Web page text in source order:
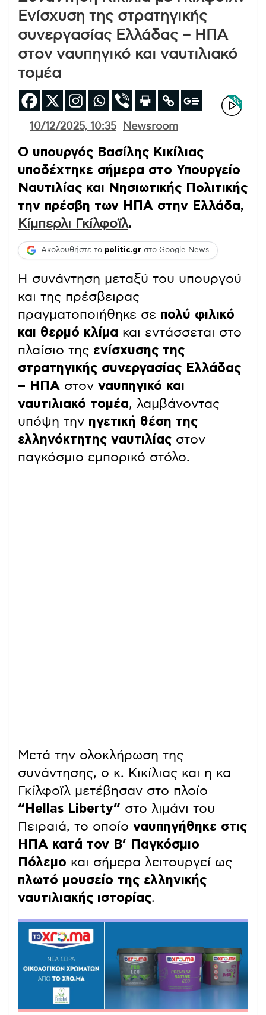
Eνίσχυση της στρατηγικής
συνεργασίας Ελλάδας – ΗΠΑ
στον ναυπηγικό και ναυτιλιακό
τομέα
10/12/2025, 10:35 Newsroom
Ο υπουργός Βασίλης Κικίλιας
υποδέχτηκε σήμερα στο Υπουργείο
Ναυτιλίας και Νησιωτικής Πολιτικής
την πρέσβη των ΗΠΑ στην Ελλάδα,
Κίμπερλι Γκίλφοϊλ.
Ακολουθήστε το politic.gr στο Google News
Η συνάντηση μεταξύ του υπουργού
και της πρέσβειρας
πραγματοποιήθηκε σε πολύ φιλικό
και θερμό κλίμα και εντάσσεται στο
πλαίσιο της ενίσχυσης της
στρατηγικής συνεργασίας Ελλάδας
– ΗΠΑ στον ναυπηγικό και
ναυτιλιακό τομέα, λαμβάνοντας
υπόψη την ηγετική θέση της
ελληνόκτητης ναυτιλίας στον
παγκόσμιο εμπορικό στόλο.
Μετά την ολοκλήρωση της
συνάντησης, ο κ. Κικίλιας και η κα
Γκίλφοϊλ μετέβησαν στο πλοίο
“Hellas Liberty” στο λιμάνι του
Πειραιά, το οποίο ναυπηγήθηκε στις
ΗΠΑ κατά τον Β’ Παγκόσμιο
Πόλεμο και σήμερα λειτουργεί ως
πλωτό μουσείο της ελληνικής
ναυτιλιακής ιστορίας.